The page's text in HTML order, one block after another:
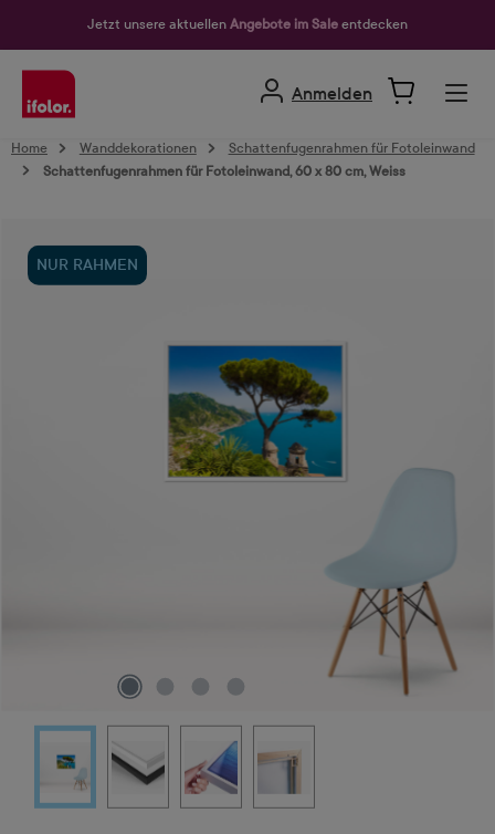
Jetzt unsere aktuellen Angebote im Sale entdecken
Anmelden
Home Wanddekorationen
Schattenfugenrahmen für Fotoleinwand
Schattenfugenrahmen für Fotoleinwand, 60 x 80 cm, Weiss
NUR RAHMEN